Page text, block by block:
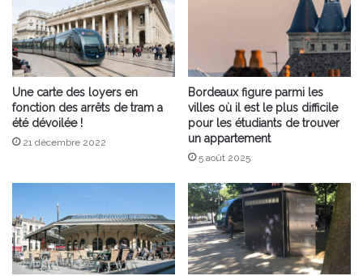
Une carte des loyers en
fonction des arrêts de tram a
été dévoilée !
21 décembre 2022
Bordeaux figure parmi les
villes où il est le plus difficile
pour les étudiants de trouver
un appartement
5 août 2025